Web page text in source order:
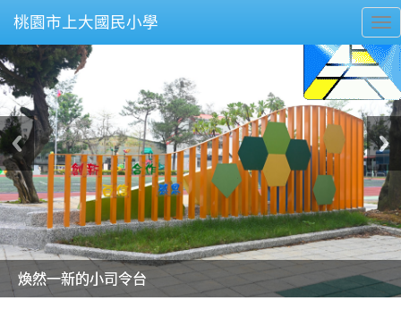
桃園市上大國民小學
美麗的操場是我們活力的來源
美麗的操場是我們活力的來源
煥然一新的小司令台
煥然一新的小司令台
富含桃園埤塘田園風光意象的中廊
富含桃園埤塘田園風光意象的中廊
嶄新的中庭廣場
嶄新的中庭廣場
水生池生生不息
水生池生生不息